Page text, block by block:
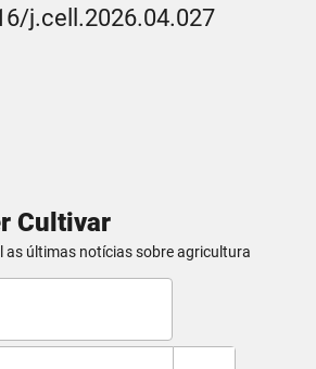
j.cell.2026.04.027
Cultivar
as últimas notícias sobre agricultura